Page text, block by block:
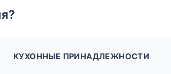
КУХОННЫЕ ПРИНАДЛЕЖНОСТИ